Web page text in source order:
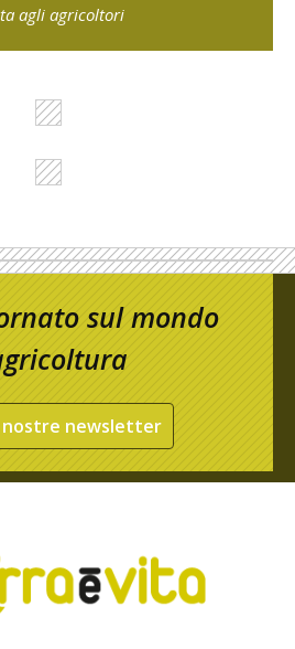
agli agricoltori
sul mondo
nostre newsletter